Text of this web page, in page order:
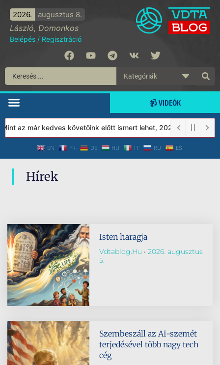
2026. augusztus 8.
László, Domonkos
Belépés / Regisztráció
📹 VIDEÓK
az már kedves követőink előtt ismert lehet, 2023-tól a Védett
EN FR DE HU IT RU ES
Hírek
Isten haragja
Vdtablog.hu
2026. augusztus
5.
Szembeszáll az AI-szemét
terjedésével több nagy tech
cég